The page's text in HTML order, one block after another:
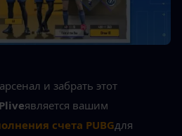
и забрать этот
является вашим
счета PUBGдля